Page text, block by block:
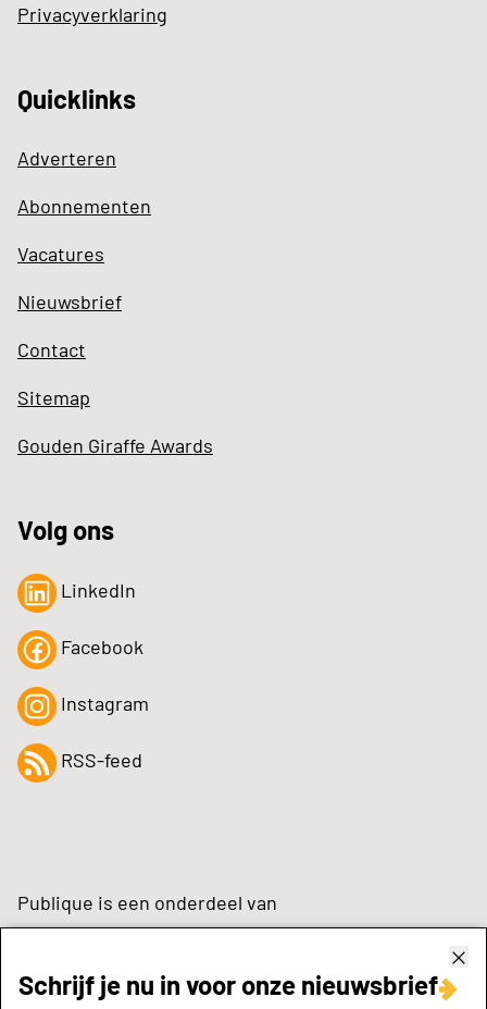
Schrijf je nu in voor onze nieuwsbrief
Privacyverklaring
Quicklinks
Adverteren
Abonnementen
Vacatures
Nieuwsbrief
Contact
Sitemap
Gouden Giraffe Awards
Volg ons
LinkedIn
Facebook
Instagram
RSS-feed
Publique is een onderdeel van